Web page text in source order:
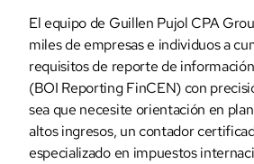
El equipo de Guillen Pujol CPA
miles de empresas e individuos a
requisitos de reporte de
(BOI Reporting FinCEN) con
sea que necesite orientación en
altos ingresos, un contador
especializado en impuestos